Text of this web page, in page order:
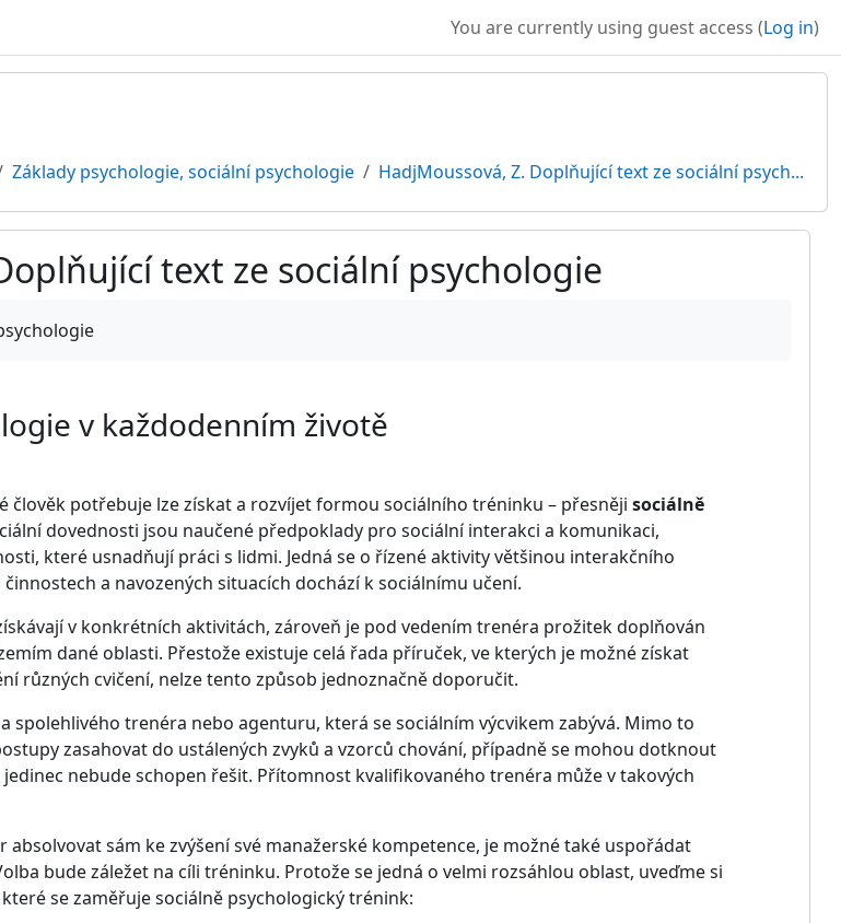
You are currently using guest access (Log in)
Základy psychologie, sociální psychologie HadjMoussová, Z. Doplňující text ze sociální psych...
text ze sociální psychologie
v každodenním životě
člověk potřebuje lze získat a rozvíjet formou sociálního tréninku – přesněji sociálně
dovednosti jsou naučené předpoklady pro sociální interakci a komunikaci,
které usnadňují práci s lidmi. Jedná se o řízené aktivity většinou interakčního
a navozených situacích dochází k sociálnímu učení.
v konkrétních aktivitách, zároveň je pod vedením trenéra prožitek doplňován
dané oblasti. Přestože existuje celá řada příruček, ve kterých je možné získat
různých cvičení, nelze tento způsob jednoznačně doporučit.
spolehlivého trenéra nebo agenturu, která se sociálním výcvikem zabývá. Mimo to
zasahovat do ustálených zvyků a vzorců chování, případně se mohou dotknout
nebude schopen řešit. Přítomnost kvalifikovaného trenéra může v takových
absolvovat sám ke zvýšení své manažerské kompetence, je možné také uspořádat
bude záležet na cíli tréninku. Protože se jedná o velmi rozsáhlou oblast, uveďme si
se zaměřuje sociálně psychologický trénink: